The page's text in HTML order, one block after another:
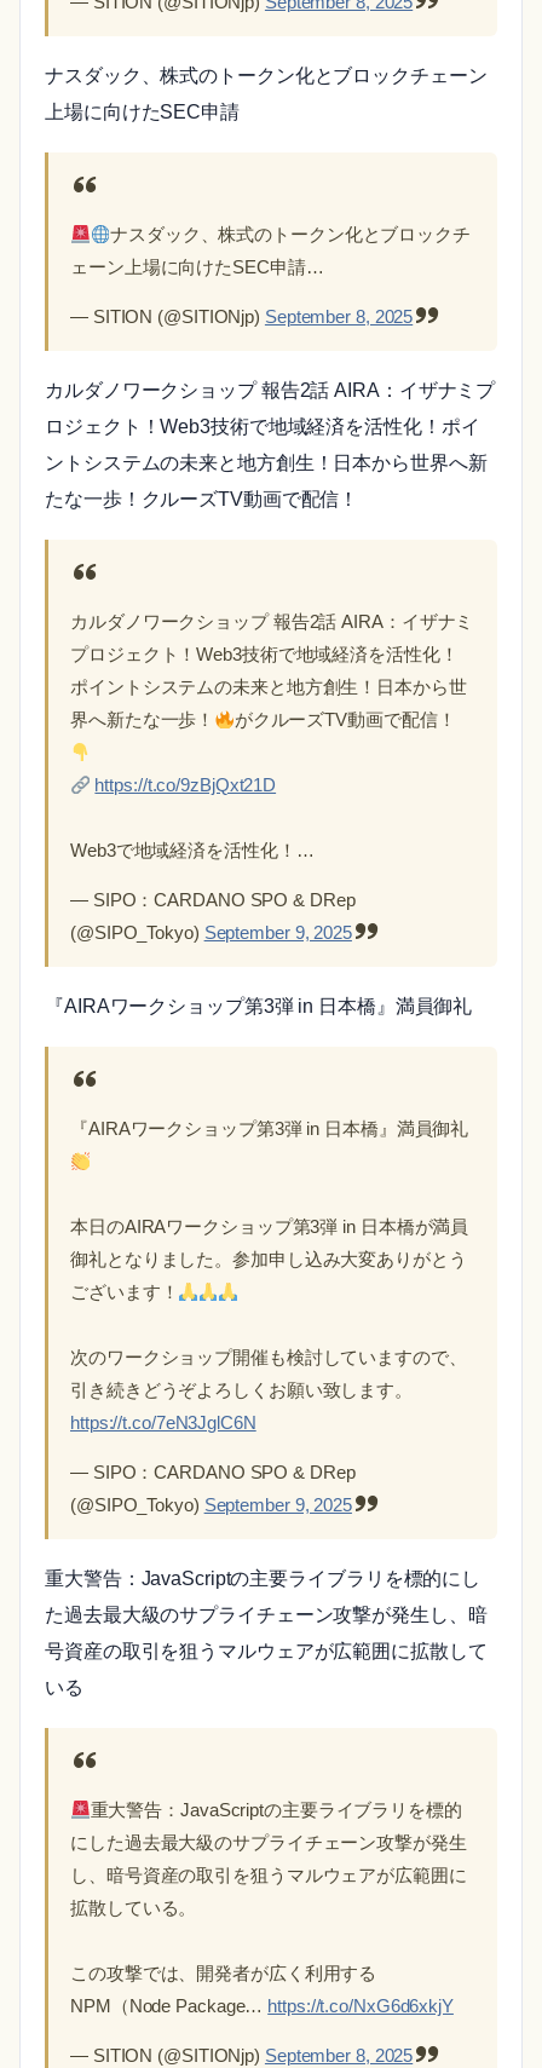
ナスダック、株式のトークン化とブロックチェーン
上場に向けたSEC申請
ナスダック、株式のトークン化とブロックチ
ェーン上場に向けたSEC申請…
— SITION (@SITIONjp) September 8, 2025
カルダノワークショップ 報告2話 AIRA：イザナミプ
ロジェクト！Web3技術で地域経済を活性化！ポイ
ントシステムの未来と地方創生！日本から世界へ新
たな一歩！クルーズTV動画で配信！
カルダノワークショップ 報告2話 AIRA：イザナミ
プロジェクト！Web3技術で地域経済を活性化！
ポイントシステムの未来と地方創生！日本から世
界へ新たな一歩！
がクルーズTV動画で配信！
https://t.co/9zBjQxt21D
Web3で地域経済を活性化！…
— SIPO：CARDANO SPO & DRep
(@SIPO_Tokyo) September 9, 2025
『AIRAワークショップ第3弾 in 日本橋』満員御礼
『AIRAワークショップ第3弾 in 日本橋』満員御礼
本日のAIRAワークショップ第3弾 in 日本橋が満員
御礼となりました。参加申し込み大変ありがとう
ございます！
次のワークショップ開催も検討していますので、
引き続きどうぞよろしくお願い致します。
https://t.co/7eN3JglC6N
— SIPO：CARDANO SPO & DRep
(@SIPO_Tokyo) September 9, 2025
重大警告：JavaScriptの主要ライブラリを標的にし
た過去最大級のサプライチェーン攻撃が発生し、暗
号資産の取引を狙うマルウェアが広範囲に拡散して
いる
重大警告：JavaScriptの主要ライブラリを標的
にした過去最大級のサプライチェーン攻撃が発生
し、暗号資産の取引を狙うマルウェアが広範囲に
拡散している。
この攻撃では、開発者が広く利用する
NPM（Node Package… https://t.co/NxG6d6xkjY
— SITION (@SITIONjp) September 8, 2025